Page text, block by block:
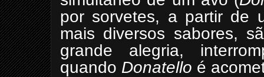
por sorvetes, a partir de
mais diversos sabores,
grande alegria,
quando Donatello é